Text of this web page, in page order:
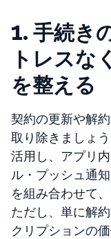
1. 手続き
トレスな
を整える
契約の更新や解
取り除きましょう
活用し、アプリ
ル・プッシュ通
を組み合わせて
ただし、単に解
クリプションの